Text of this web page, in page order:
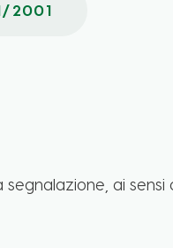
2001
ai sensi